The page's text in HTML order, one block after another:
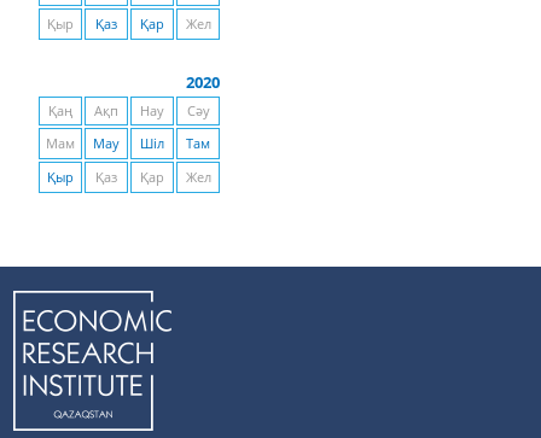
Қыр
Қаз Қар Жел
2020
Қаң Ақп Нау
Сәу
Мам
Мау Шіл
Там
Қыр
Қаз Қар Жел